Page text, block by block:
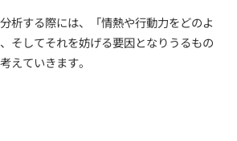
析する際には、「情熱や行動力をどのよ
そしてそれを妨げる要因となりうるもの
えていきます。